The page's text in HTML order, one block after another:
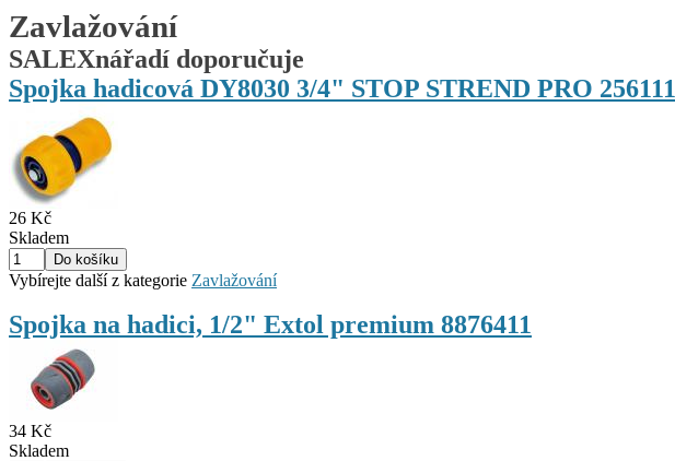
Zavlažování
SALEXnářadí doporučuje
Spojka hadicová DY8030 3/4" STOP STREND PRO 256111
26 Kč
Skladem
Vybírejte další z kategorie Zavlažování
Spojka na hadici, 1/2" Extol premium 8876411
34 Kč
Skladem